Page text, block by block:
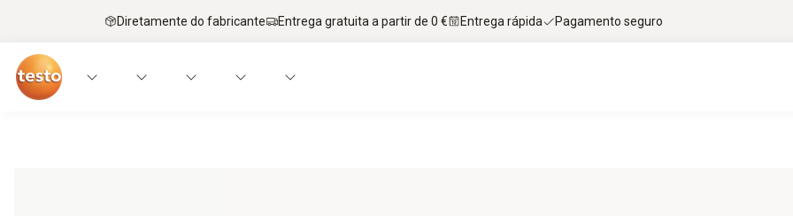
Diretamente do fabricante Entrega gratuita a partir de 0 € Entrega rápida Pagamento seguro